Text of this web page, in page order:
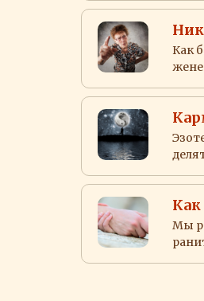
Как
жене
Как
Мы